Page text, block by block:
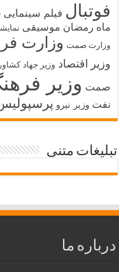
فوتبال فیلم سینمایی
ماه رمضان موسیقی
وزارت صمت وزارت
وزیر اقتصاد وزیر جهاد
صمت وزیر
نفت وزیر نیرو
تبلیغات متنی
درباره ما